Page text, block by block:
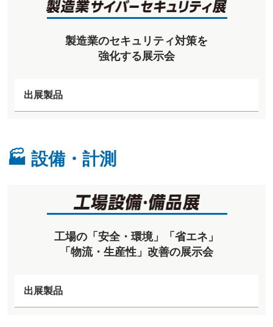
製造業のセキュリティ対策を
強化する展示会
出展製品
🏭 設備・計測
工場の「安全・環境」「省エネ」
「物流・生産性」改善の展示会
出展製品